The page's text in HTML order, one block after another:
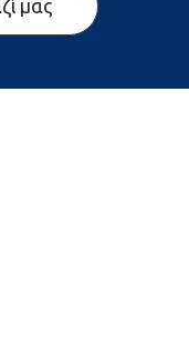
μας